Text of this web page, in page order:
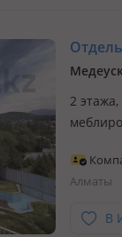
2
Алматы
В